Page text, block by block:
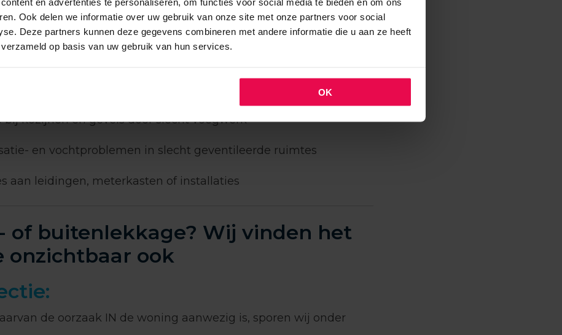
Ook delen we informatie over uw gebruik van onze site met onze partners voor social
Deze partners kunnen deze gegevens combineren met andere informatie die u aan ze heeft
op basis van uw gebruik van hun services.
OK
door grondwaterdruk of scheurende wanden
bij kozijnen en gevels door slecht voegwerk
en vochtproblemen in slecht geventileerde ruimtes
aan leidingen, meterkasten of installaties
of buitenlekkage? Wij vinden het
onzichtbaar ook
de oorzaak IN de woning aanwezig is, sporen wij onder